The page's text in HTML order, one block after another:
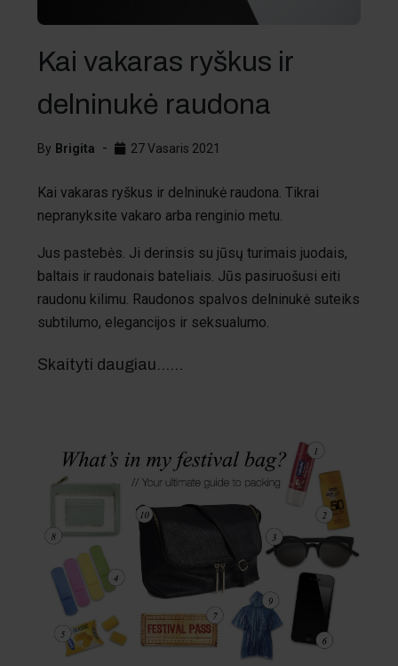
Kai vakaras ryškus ir
delninukė raudona
By Brigita 27 Vasaris 2021
Kai vakaras ryškus ir delninukė raudona. Tikrai
nepranyksite vakaro arba renginio metu.
Jus pastebės. Ji derinsis su jūsų turimais juodais,
baltais ir raudonais bateliais. Jūs pasiruošusi eiti
raudonu kilimu. Raudonos spalvos delninukė suteiks
subtilumo, elegancijos ir seksualumo.
Skaityti daugiau...…